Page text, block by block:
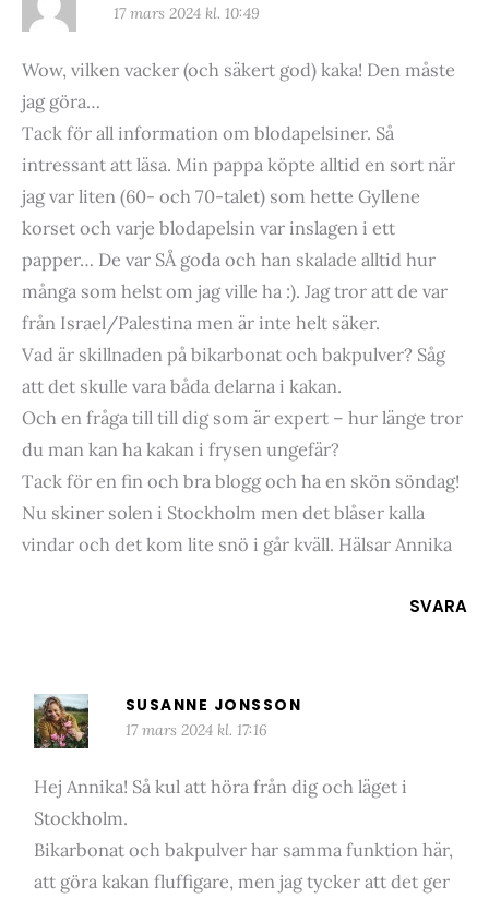
17 mars 2024 kl. 10:49
Wow, vilken vacker (och säkert god) kaka! Den måste
jag göra…
Tack för all information om blodapelsiner. Så
intressant att läsa. Min pappa köpte alltid en sort när
jag var liten (60- och 70-talet) som hette Gyllene
korset och varje blodapelsin var inslagen i ett
papper… De var SÅ goda och han skalade alltid hur
många som helst om jag ville ha :). Jag tror att de var
från Israel/Palestina men är inte helt säker.
Vad är skillnaden på bikarbonat och bakpulver? Såg
att det skulle vara båda delarna i kakan.
Och en fråga till till dig som är expert – hur länge tror
du man kan ha kakan i frysen ungefär?
Tack för en fin och bra blogg och ha en skön söndag!
Nu skiner solen i Stockholm men det blåser kalla
vindar och det kom lite snö i går kväll. Hälsar Annika
SVARA
SUSANNE JONSSON
17 mars 2024 kl. 17:16
Hej Annika! Så kul att höra från dig och läget i
Stockholm.
Bikarbonat och bakpulver har samma funktion här,
att göra kakan fluffigare, men jag tycker att det ger